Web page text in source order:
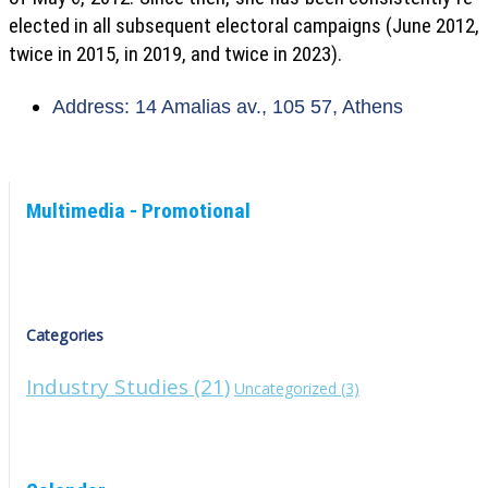
elected in all subsequent electoral campaigns (June 2012,
twice in 2015, in 2019, and twice in 2023).
Address: 14 Amalias av., 105 57, Athens
Multimedia - Promotional
Categories
Industry Studies (21) Uncategorized (3)